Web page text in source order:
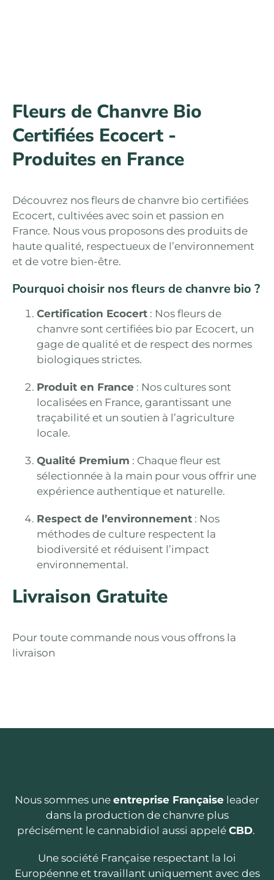
Fleurs de Chanvre Bio
Certifiées Ecocert -
Produites en France
Découvrez nos fleurs de chanvre bio certifiées
Ecocert, cultivées avec soin et passion en
France. Nous vous proposons des produits de
haute qualité, respectueux de l’environnement
et de votre bien-être.
Pourquoi choisir nos fleurs de chanvre bio ?
Certification Ecocert : Nos fleurs de
chanvre sont certifiées bio par Ecocert, un
gage de qualité et de respect des normes
biologiques strictes.
Produit en France : Nos cultures sont
localisées en France, garantissant une
traçabilité et un soutien à l’agriculture
locale.
Qualité Premium : Chaque fleur est
sélectionnée à la main pour vous offrir une
expérience authentique et naturelle.
Respect de l’environnement : Nos
méthodes de culture respectent la
biodiversité et réduisent l’impact
environnemental.
Livraison Gratuite
Pour toute commande nous vous offrons la
livraison
Nous sommes une entreprise Française leader
dans la production de chanvre plus
précisément le cannabidiol aussi appelé CBD.
Une société Française respectant la loi
Européenne et travaillant uniquement avec des